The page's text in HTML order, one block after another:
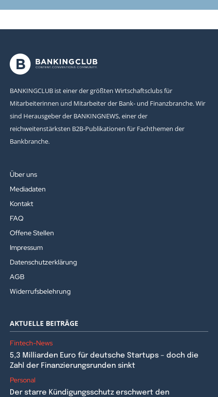
BANKINGCLUB ist einer der größten Wirtschaftsclubs für
Mitarbeiterinnen und Mitarbeiter der Bank- und Finanzbranche. Wir
sind Herausgeber der BANKINGNEWS, einer der
reichweitenstärksten B2B-Publikationen für Fachthemen der
Bankbranche.
Über uns
Mediadaten
Kontakt
FAQ
Offene Stellen
Impressum
Datenschutzerklärung
AGB
Widerrufsbelehrung
AKTUELLE BEITRÄGE
Fintech-News
5,3 Milliarden Euro für deutsche Startups – doch die
Zahl der Finanzierungsrunden sinkt
Personal
Der starre Kündigungsschutz erschwert den